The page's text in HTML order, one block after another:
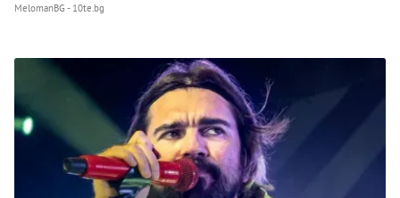
MelomanBG - 10te.bg